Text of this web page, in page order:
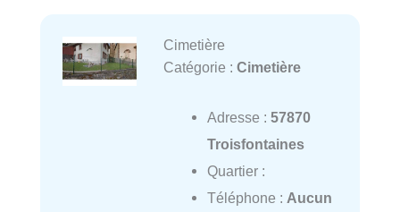
Cimetière
Catégorie : Cimetière
Adresse : 57870
Troisfontaines
Quartier :
Téléphone : Aucun